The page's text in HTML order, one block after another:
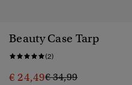
Beauty Case Tarp
(2)
€ 24,49Prezzo ridotto da
€ 34,99a